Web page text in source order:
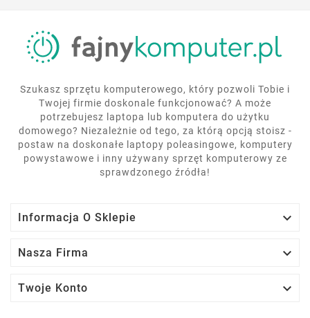
Szukasz sprzętu komputerowego, który pozwoli Tobie i
Twojej firmie doskonale funkcjonować? A może
potrzebujesz laptopa lub komputera do użytku
domowego? Niezależnie od tego, za którą opcją stoisz -
postaw na doskonałe laptopy poleasingowe, komputery
powystawowe i inny używany sprzęt komputerowy ze
sprawdzonego źródła!
Informacja O Sklepie 
Nasza Firma 
Twoje Konto 